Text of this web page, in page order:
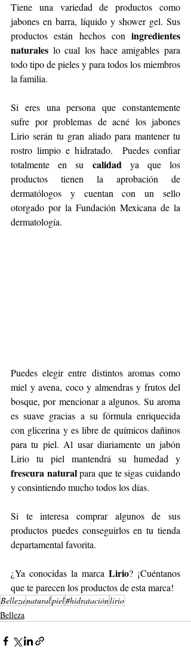
Tiene una variedad de productos como
jabones en barra, líquido y shower gel. Sus
productos están hechos con ingredientes
naturales lo cual los hace amigables para
todo tipo de pieles y para todos los miembros
la familia.
Si eres una persona que constantemente
sufre por problemas de acné los jabones
Lirio serán tu gran aliado para mantener tu
rostro limpio e hidratado.  Puedes confiar
totalmente en su calidad ya que los
productos tienen la aprobación de
dermatólogos y cuentan con un sello
otorgado por la Fundación Mexicana de la
dermatología.
Puedes elegir entre distintos aromas como
miel y avena, coco y almendras y frutos del
bosque, por mencionar a algunos. Su aroma
es suave gracias a su fórmula enriquecida
con glicerina y es libre de químicos dañinos
para tu piel. Al usar diariamente un jabón
frescura natural para que te sigas cuidando
y consintiendo mucho todos los días.
Si te interesa comprar algunos de sus
productos puedes conseguirlos en tu tienda
departamental favorita.
¿Ya conocidas la marca Lirio? ¡Cuéntanos
que te parecen los productos de esta marca!
Bellezanaturalpiel#hidrataciónlirio
Belleza